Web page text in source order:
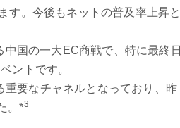
す。今後もネットの普及率上昇と
国の一大EC商戦で、特に最終日
ントです。
要なチャネルとなっており、昨
。*3